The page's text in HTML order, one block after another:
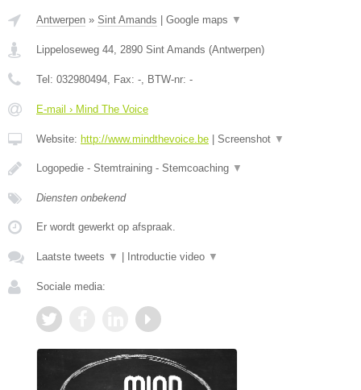
Antwerpen » Sint Amands Google maps ▼
Lippeloseweg 44, 2890 Sint Amands (Antwerpen)
Tel: 032980494, Fax: -, BTW-nr: -
E-mail › Mind The Voice
Website: http://www.mindthevoice.be Screenshot ▼
Logopedie - Stemtraining - Stemcoaching ▼
Diensten onbekend
Er wordt gewerkt op afspraak.
Laatste tweets ▼ Introductie video ▼
Sociale media: